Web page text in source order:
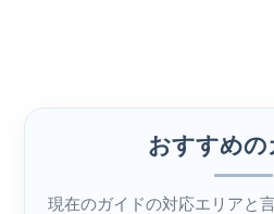
おすすめの
現在のガイドの対応エリアと